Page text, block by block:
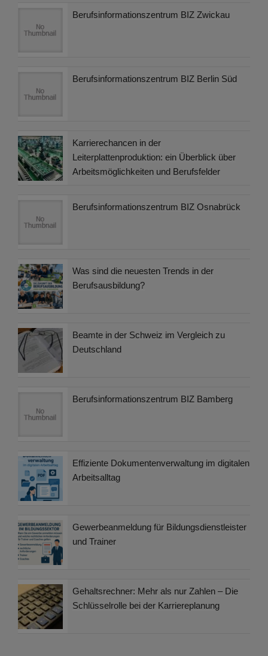
Berufsinformationszentrum BIZ Zwickau
Berufsinformationszentrum BIZ Berlin Süd
Karrierechancen in der
Leiterplattenproduktion: ein Überblick über
Arbeitsmöglichkeiten und Berufsfelder
Berufsinformationszentrum BIZ Osnabrück
Was sind die neuesten Trends in der
Berufsausbildung?
Beamte in der Schweiz im Vergleich zu
Deutschland
Berufsinformationszentrum BIZ Bamberg
Effiziente Dokumentenverwaltung im digitalen
Arbeitsalltag
Gewerbeanmeldung für Bildungsdienstleister
und Trainer
Gehaltsrechner: Mehr als nur Zahlen – Die
Schlüsselrolle bei der Karriereplanung